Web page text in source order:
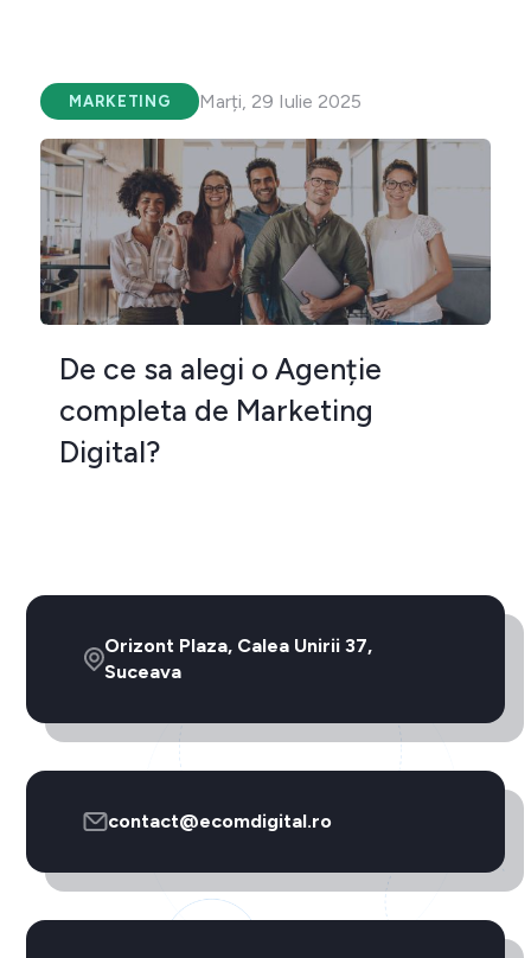
MARKETING Marți, 29 Iulie 2025
De ce sa alegi o Agenție
completa de Marketing
Digital?
Orizont Plaza, Calea Unirii 37,
Suceava
contact@ecomdigital.ro